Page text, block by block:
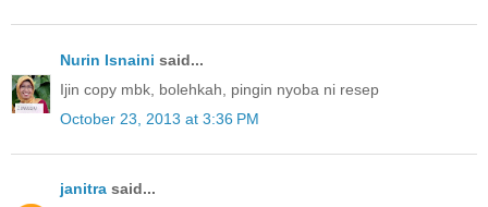
Nurin Isnaini said...
Ijin copy mbk, bolehkah, pingin nyoba ni resep
October 23, 2013 at 3:36 PM
janitra said...